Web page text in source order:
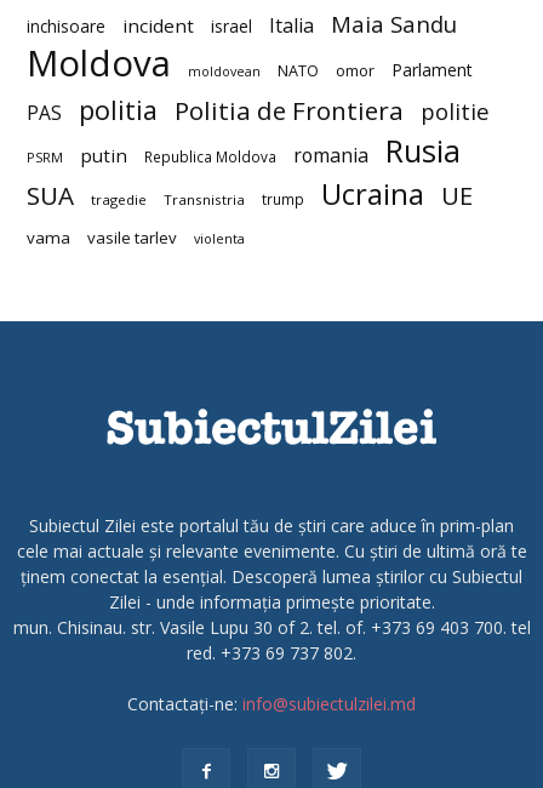
inchisoare incident israel Italia Maia Sandu
Moldova moldovean NATO omor Parlament
PAS politia Politia de Frontiera politie
PSRM putin Republica Moldova romania Rusia
SUA tragedie Transnistria trump Ucraina UE
vama vasile tarlev violenta
Subiectul Zilei este portalul tău de știri care aduce în prim-plan
cele mai actuale și relevante evenimente. Cu știri de ultimă oră te
ținem conectat la esențial. Descoperă lumea știrilor cu Subiectul
Zilei - unde informația primește prioritate.
mun. Chisinau. str. Vasile Lupu 30 of 2. tel. of. +373 69 403 700. tel
red. +373 69 737 802.
Contactați-ne: info@subiectulzilei.md